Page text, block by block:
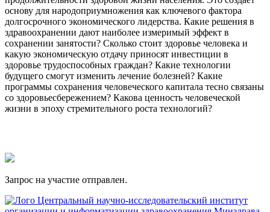
основу для народоприумножения как ключевого фактора
долгосрочного экономического лидерства. Какие решения в
здравоохранении дают наиболее измеримый эффект в
сохранении занятости? Сколько стоит здоровье человека и
какую экономическую отдачу приносят инвестиции в
здоровье трудоспособных граждан? Какие технологии
будущего смогут изменить лечение болезней? Какие
программы сохранения человеческого капитала тесно связаны
со здоровьесбережением? Какова ценность человеческой
жизни в эпоху стремительного роста технологий?
Запрос на участие отправлен.
Центральный научно-исследовательский институт